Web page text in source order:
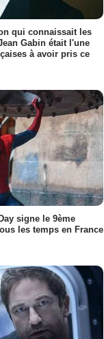
qui connaissait les
Gabin était l'une
à avoir pris ce
signe le 9ème
les temps en France